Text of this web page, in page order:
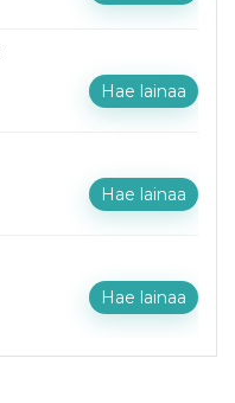
Hae lainaa
Hae lainaa
Hae lainaa